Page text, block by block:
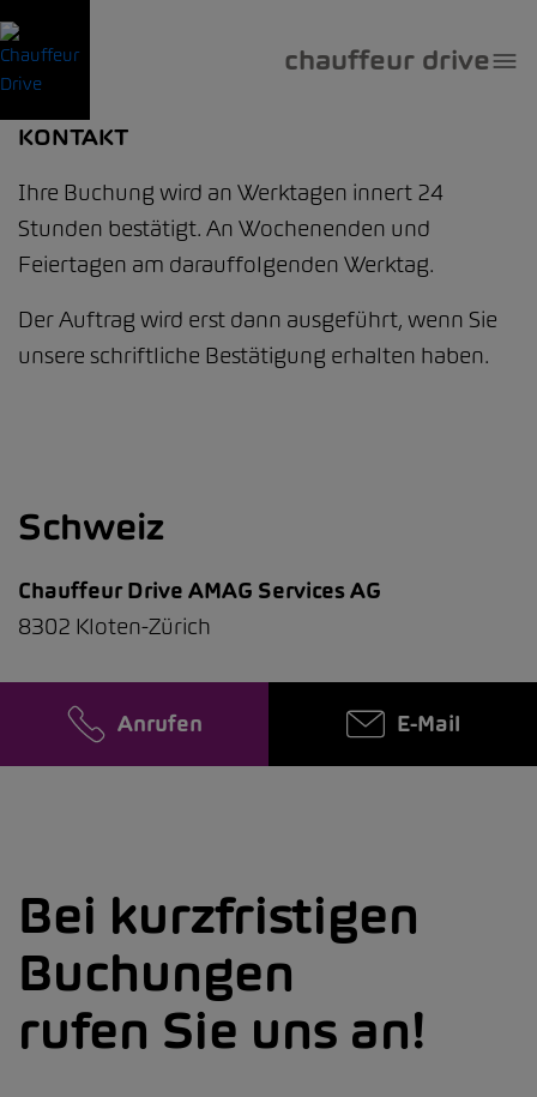
chauffeur drive
KONTAKT
Ihre Buchung wird an Werktagen innert 24
Stunden bestätigt. An Wochenenden und
Feiertagen am darauffolgenden Werktag.
Der Auftrag wird erst dann ausgeführt, wenn Sie
unsere schriftliche Bestätigung erhalten haben.
Schweiz
Chauffeur Drive AMAG Services AG
8302 Kloten-Zürich
Anrufen E-Mail
Bei kurzfristigen
Buchungen
rufen Sie uns an!